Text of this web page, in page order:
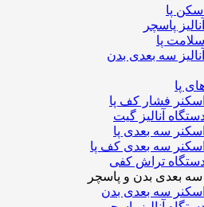
پا
پاسچر
پا
سه بعدی بدن
پا
فشار کف پا
آنالیز گیت
سه بعدی پا
اسکنر سه بعدی کف پا
دستگاه تراش کفی
سه بعدی بدن و پاسچر
اسکنر سه بعدی بدن